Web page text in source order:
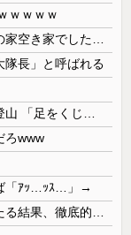
ｗｗｗｗ
隊長」と呼ばれる
ろwww
「ｱｯ…ｯｽ…」→